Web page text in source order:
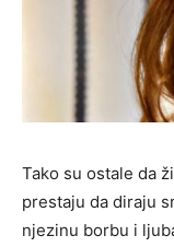
Tako su ostale da
prestaju da diraju
njezinu borbu i